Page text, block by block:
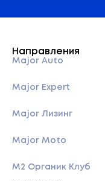
Направления
Major Auto
Major Expert
Major Лизинг
Major Moto
M2 Органик Клуб